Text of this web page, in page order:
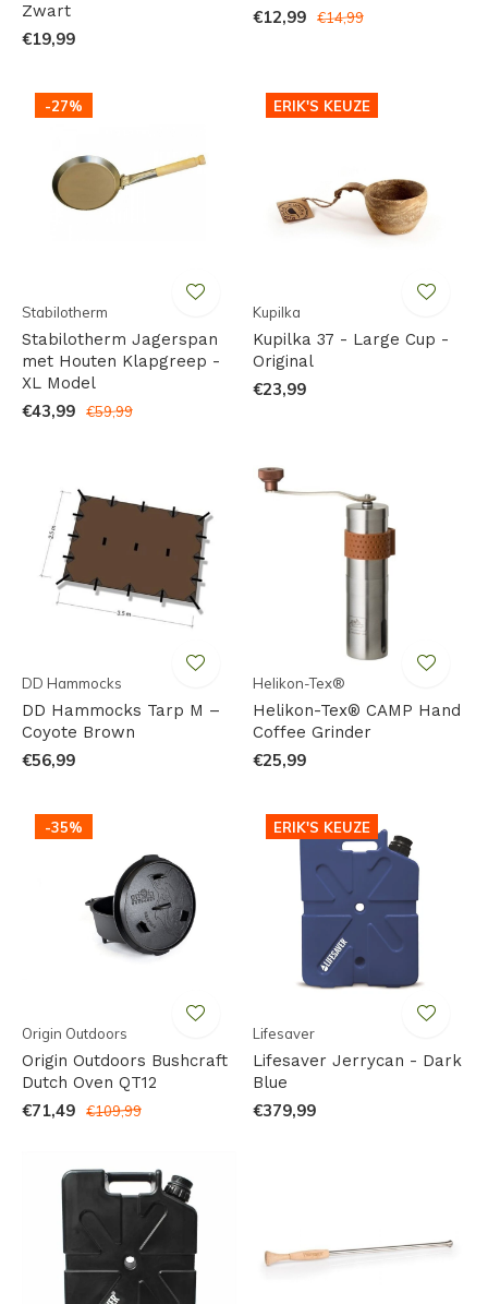
Zwart
€19,99
€12,99 €14,99
-27%
Stabilotherm
Stabilotherm Jagerspan
met Houten Klapgreep -
XL Model
€43,99 €59,99
ERIK'S KEUZE
Kupilka
Kupilka 37 - Large Cup -
Original
€23,99
DD Hammocks
DD Hammocks Tarp M –
Coyote Brown
€56,99
Helikon-Tex®
Helikon-Tex® CAMP Hand
Coffee Grinder
€25,99
-35%
Origin Outdoors
Origin Outdoors Bushcraft
Dutch Oven QT12
€71,49 €109,99
ERIK'S KEUZE
Lifesaver
Lifesaver Jerrycan - Dark
Blue
€379,99